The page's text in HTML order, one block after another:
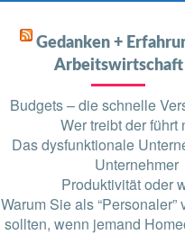
Gedanken +
Arbeitswirtschaft
Budgets – die schnelle
Wer treibt der führt
Das dysfunktionale
Unternehmer
Produktivität oder
Warum Sie als “Personaler”
sollten, wenn jemand